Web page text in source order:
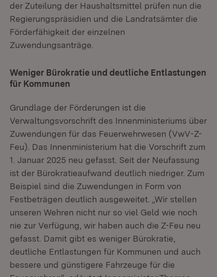
der Zuteilung der Haushaltsmittel prüfen nun die
Regierungspräsidien und die Landratsämter die
Förderfähigkeit der einzelnen
Zuwendungsanträge.
Weniger Bürokratie und deutliche Entlastungen
für Kommunen
Grundlage der Förderungen ist die
Verwaltungsvorschrift des Innenministeriums über
Zuwendungen für das Feuerwehrwesen (VwV-Z-
Feu). Das Innenministerium hat die Vorschrift zum
1. Januar 2025 neu gefasst. Seit der Neufassung
ist der Bürokratieaufwand deutlich niedriger. Zum
Beispiel sind die Zuwendungen in Form von
Festbeträgen deutlich ausgeweitet. „Wir stellen
unseren Wehren nicht nur so viel Geld wie noch
nie zur Verfügung, wir haben auch die Z-Feu neu
gefasst. Damit gibt es weniger Bürokratie,
deutliche Entlastungen für Kommunen und auch
bessere und günstigere Fahrzeuge für die